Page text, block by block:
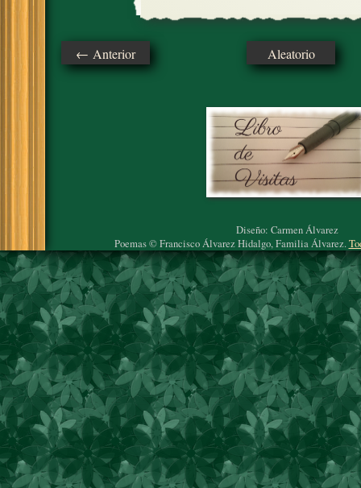
← Anterior Aleatorio
Diseño: Carmen Álvarez
Poemas © Francisco Álvarez Hidalgo, Familia Álvarez.